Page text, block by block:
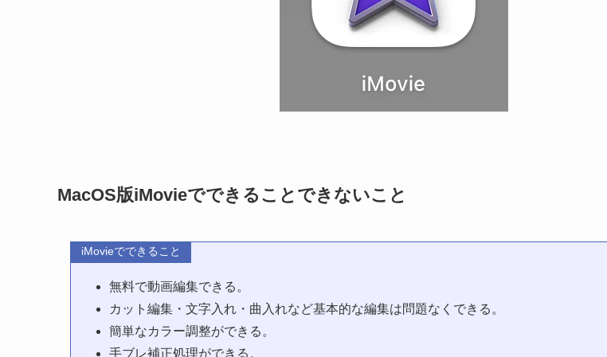
MacOS版iMovieでできることできないこと
iMovieでできること
無料で動画編集できる。
カット編集・文字入れ・曲入れなど基本的な編集は問題なくできる。
簡単なカラー調整ができる。
手ブレ補正処理ができる。